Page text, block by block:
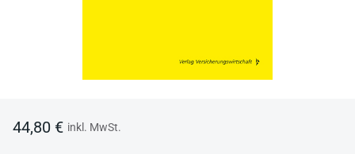
44,80 € inkl. MwSt.